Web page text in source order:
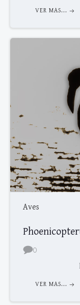
VER MAS...
Aves
0
VER MAS...